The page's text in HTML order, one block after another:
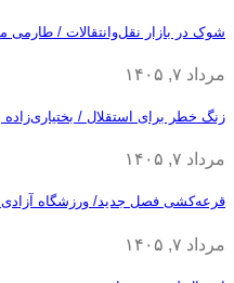
شوک در بازار نقل‌وانتقالات / طارمی
مرداد ۷, ۱۴۰۵
زنگ خطر برای استقلال /
مرداد ۷, ۱۴۰۵
قرعه‎‌کشی فصل جدید/ ورزشگاه آزادی تا نیم‌فصل آماده می‌شود؟
مرداد ۷, ۱۴۰۵